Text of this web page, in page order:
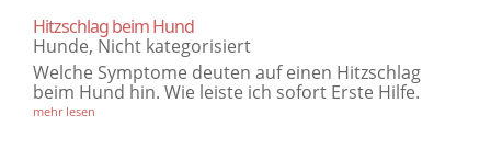
Hitzschlag beim Hund
Hunde, Nicht kategorisiert
Welche Symptome deuten auf einen Hitzschlag
beim Hund hin. Wie leiste ich sofort Erste Hilfe.
mehr lesen